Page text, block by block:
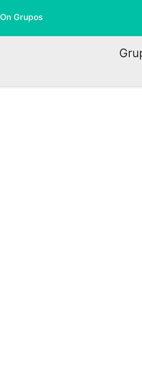
On Grupos